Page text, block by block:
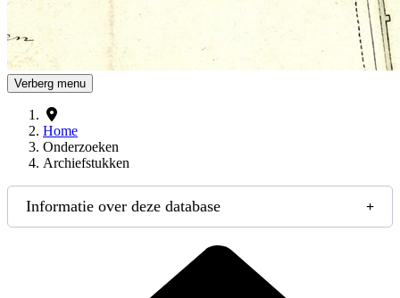
Verberg menu
Home
Onderzoeken
Archiefstukken
Informatie over deze database